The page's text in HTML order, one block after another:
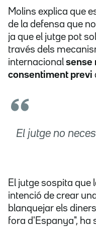
Molins explica que
de la defensa que
ja que el jutge pot
través dels
internacional sense
consentiment previ
El jutge no
El jutge sospita
intenció de crear
blanquejar els
fora d'Espanya", ha